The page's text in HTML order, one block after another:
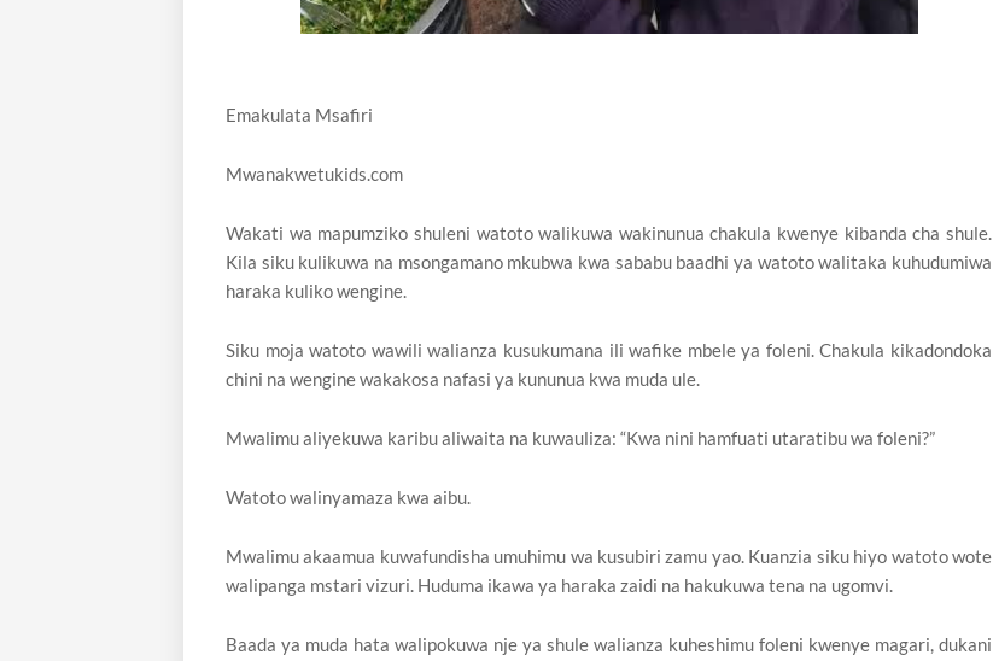
Emakulata Msafiri
Mwanakwetukids.com
Wakati wa mapumziko shuleni watoto walikuwa wakinunua chakula kwenye kibanda cha shule.
Kila siku kulikuwa na msongamano mkubwa kwa sababu baadhi ya watoto walitaka kuhudumiwa
haraka kuliko wengine.
Siku moja watoto wawili walianza kusukumana ili wafike mbele ya foleni. Chakula kikadondoka
chini na wengine wakakosa nafasi ya kununua kwa muda ule.
Mwalimu aliyekuwa karibu aliwaita na kuwauliza: “Kwa nini hamfuati utaratibu wa foleni?”
Watoto walinyamaza kwa aibu.
Mwalimu akaamua kuwafundisha umuhimu wa kusubiri zamu yao. Kuanzia siku hiyo watoto wote
walipanga mstari vizuri. Huduma ikawa ya haraka zaidi na hakukuwa tena na ugomvi.
Baada ya muda hata walipokuwa nje ya shule walianza kuheshimu foleni kwenye magari, dukani